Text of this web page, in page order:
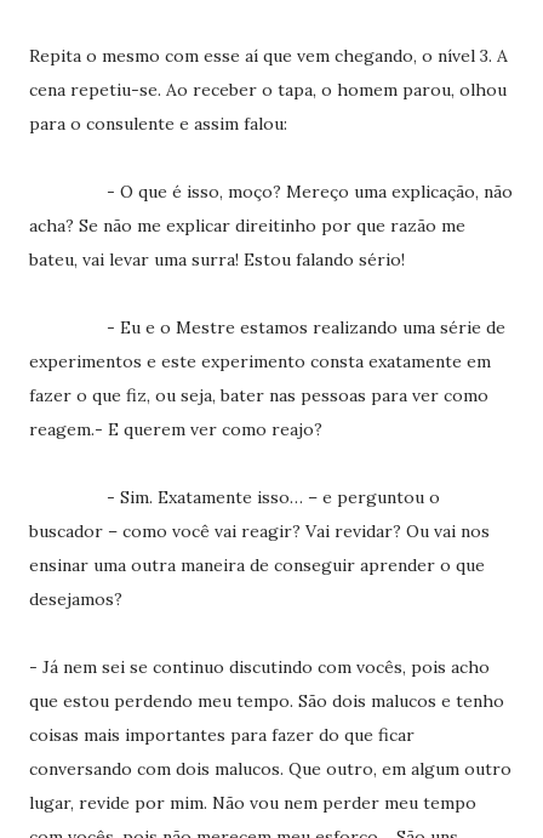
Repita o mesmo com esse aí que vem chegando, o nível 3. A
cena repetiu-se. Ao receber o tapa, o homem parou, olhou
para o consulente e assim falou:
- O que é isso, moço? Mereço uma explicação, não
acha? Se não me explicar direitinho por que razão me
bateu, vai levar uma surra! Estou falando sério!
- Eu e o Mestre estamos realizando uma série de
experimentos e este experimento consta exatamente em
fazer o que fiz, ou seja, bater nas pessoas para ver como
reagem.- E querem ver como reajo?
- Sim. Exatamente isso… – e perguntou o
buscador – como você vai reagir? Vai revidar? Ou vai nos
ensinar uma outra maneira de conseguir aprender o que
desejamos?
- Já nem sei se continuo discutindo com vocês, pois acho
que estou perdendo meu tempo. São dois malucos e tenho
coisas mais importantes para fazer do que ficar
conversando com dois malucos. Que outro, em algum outro
lugar, revide por mim. Não vou nem perder meu tempo